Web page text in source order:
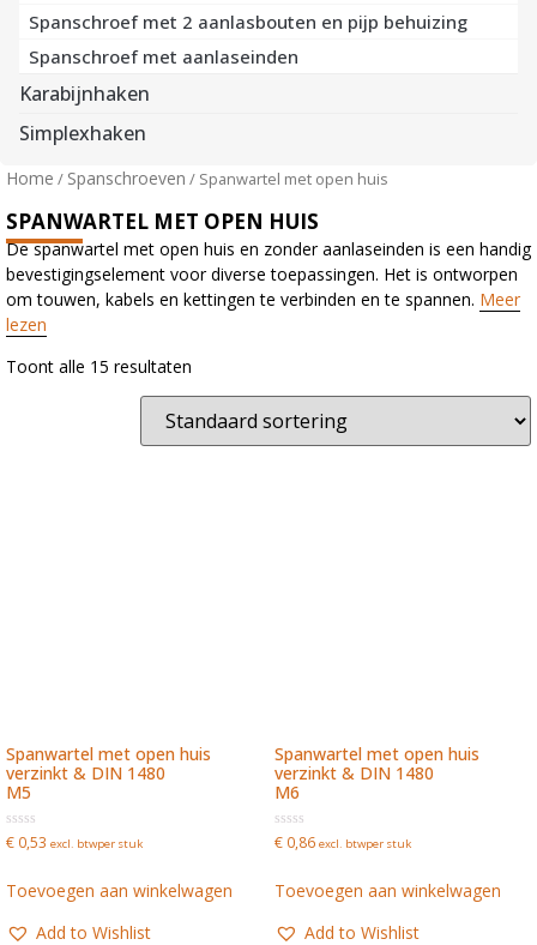
Spanschroef met 2 aanlasbouten en pijp behuizing
Spanschroef met aanlaseinden
Karabijnhaken
Simplexhaken
Home / Spanschroeven / Spanwartel met open huis
SPANWARTEL MET OPEN HUIS
De spanwartel met open huis en zonder aanlaseinden is een handig
bevestigingselement voor diverse toepassingen. Het is ontworpen
om touwen, kabels en kettingen te verbinden en te spannen. Meer
lezen
Toont alle 15 resultaten
Spanwartel met open huis
verzinkt & DIN 1480
M5
Waardering
5
€ 0,53 excl. btwper stuk
Toevoegen aan winkelwagen
Add to Wishlist
Spanwartel met open huis
verzinkt & DIN 1480
M6
Waardering
5
€ 0,86 excl. btwper stuk
Toevoegen aan winkelwagen
Add to Wishlist